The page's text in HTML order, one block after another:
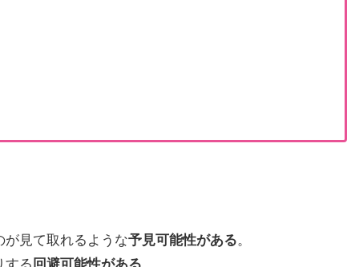
見て取れるような予見可能性がある。
する 回避可能性がある。